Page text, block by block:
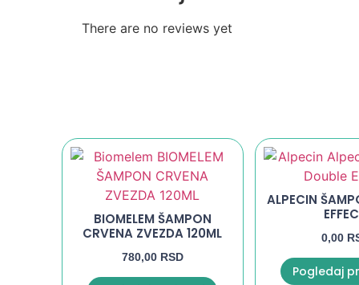
There are no reviews yet
BIOMELEM ŠAMPON
CRVENA ZVEZDA 120ML
780,00 RSD
ALPECIN
0,00
Pogledaj